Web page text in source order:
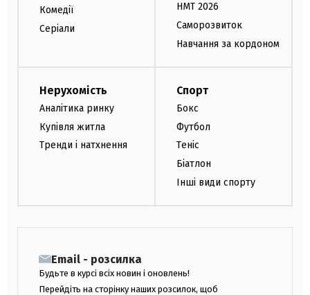
Комедії
Серіали
НМТ 2026
Саморозвиток
Навчання за кордоном
Нерухомість
Аналітика ринку
Купівля житла
Тренди і натхнення
Спорт
Бокс
Футбол
Теніс
Біатлон
Інші види спорту
Email - розсилка
Будьте в курсі всіх новин і оновлень!
Перейдіть на сторінку наших розсилок, щоб